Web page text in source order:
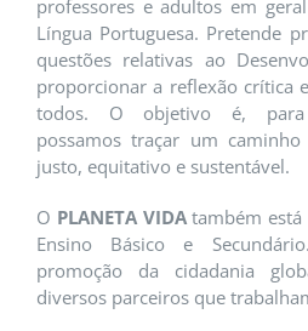
professores e adultos em
Língua Portuguesa. Pretende
questões relativas ao
proporcionar a reflexão crítica
todos. O objetivo é,
possamos traçar um
justo, equitativo e sustentável.
O PLANETA VIDAtambém está
Ensino Básico e
promoção da cidadania
diversos parceiros que